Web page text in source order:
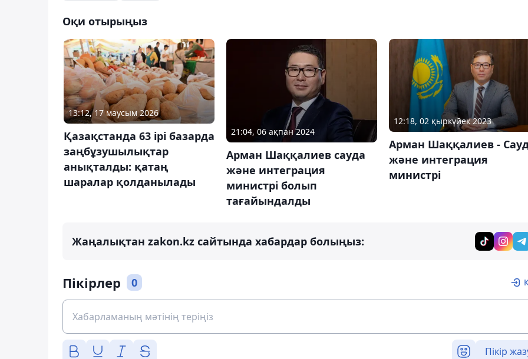
Оқи отырыңыз
13:12, 17 маусым 2026
Қазақстанда 63 ірі базарда
заңбұзушылықтар
анықталды: қатаң
шаралар қолданылады
21:04, 06 ақпан 2024
Арман Шаққалиев сауда
және интеграция
министрі болып
тағайындалды
12:18, 02 қыркүйек 2023
Арман Шаққалиев -
және интеграция
министрі
Жаңалықтан zakon.kz сайтында хабардар болыңыз:
Пікірлер 0
Пікір